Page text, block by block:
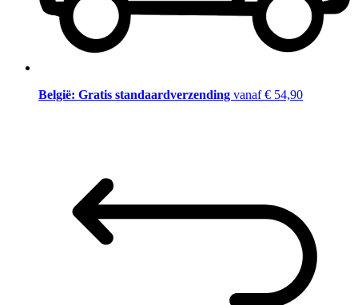
België: Gratis standaardverzending vanaf € 54,90